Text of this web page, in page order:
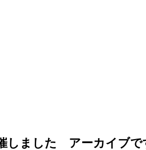
しました アーカイブで